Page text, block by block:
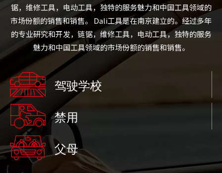
锯，维修工具，电动工具，独特的服务魅力和中国工具领域的
市场份额的销售和销售。 Dali工具是在南京建立的。经过多年
的专业研究和开发，链锯，维修工具，电动工具，独特的服务
魅力和中国工具领域的市场份额的销售和销售。
驾驶学校
禁用
父母